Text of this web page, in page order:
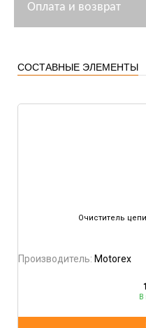
Оплата и возврат
СОСТАВНЫЕ ЭЛЕМЕНТЫ
Очиститель
Производитель: Motorex
В